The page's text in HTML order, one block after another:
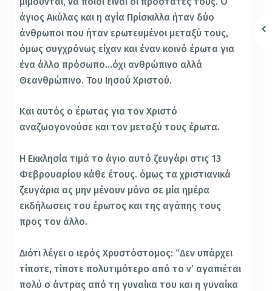
άγιος Ακύλας και η αγία Πρίσκιλλα ήταν δύο
άνθρωποι που ήταν ερωτευμένοι μεταξύ τους,
όμως συγχρόνως είχαν και έναν κοινό έρωτα για
ένα άλλο πρόσωπο…όχι ανθρώπινο αλλά
Θεανθρώπινο. Του Ιησού Χριστού.
Και αυτός ο έρωτας για τον Χριστό
αναζωογονούσε και τον μεταξύ τους έρωτα.
Η Εκκλησία τιμά το άγιο αυτό ζευγάρι στις 13
Φεβρουαρίου κάθε έτους. όμως τα χριστιανικά
ζευγάρια ας μην μένουν μόνο σε μία ημέρα
εκδήλωσεις του έρωτος και της αγάπης τους
προς τον άλλο.
Διότι λέγει ο ιερός Χρυστόστομος: “Δεν υπάρχει
τίποτε, τίποτε πολυτιμότερο από το ν’ αγαπιέται
πολύ ο άντρας από τη γυναίκα του και η γυναίκα